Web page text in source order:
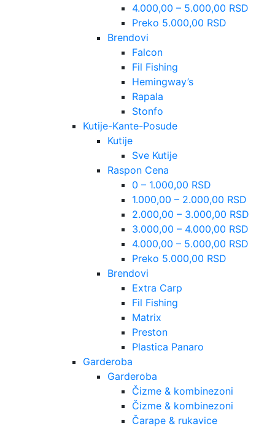
4.000,00 – 5.000,00 RSD
Preko 5.000,00 RSD
Brendovi
Falcon
Fil Fishing
Hemingway’s
Rapala
Stonfo
Kutije-Kante-Posude
Kutije
Sve Kutije
Raspon Cena
0 – 1.000,00 RSD
1.000,00 – 2.000,00 RSD
2.000,00 – 3.000,00 RSD
3.000,00 – 4.000,00 RSD
4.000,00 – 5.000,00 RSD
Preko 5.000,00 RSD
Brendovi
Extra Carp
Fil Fishing
Matrix
Preston
Plastica Panaro
Garderoba
Garderoba
Čizme & kombinezoni
Čizme & kombinezoni
Čarape & rukavice